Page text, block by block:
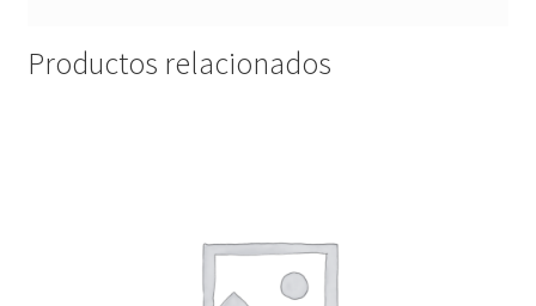
Productos relacionados